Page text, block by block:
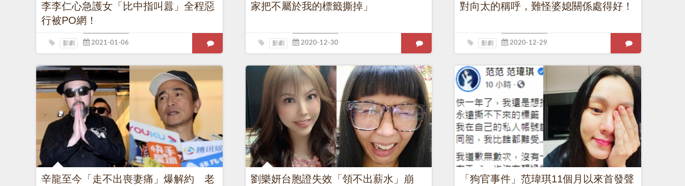
李李仁心急護女「比中指叫囂」全程惡
行被PO網！
影劇
家把不屬於我的標籤撕掉」
影劇
對向太的稱呼，難怪婆媳關係處得好！
影劇
辛龍至今「走不出喪妻痛」爆解約 老
劉樂妍台胞證失效「領不出薪水」崩
「狗官事件」范瑋琪11個月以來首發聲